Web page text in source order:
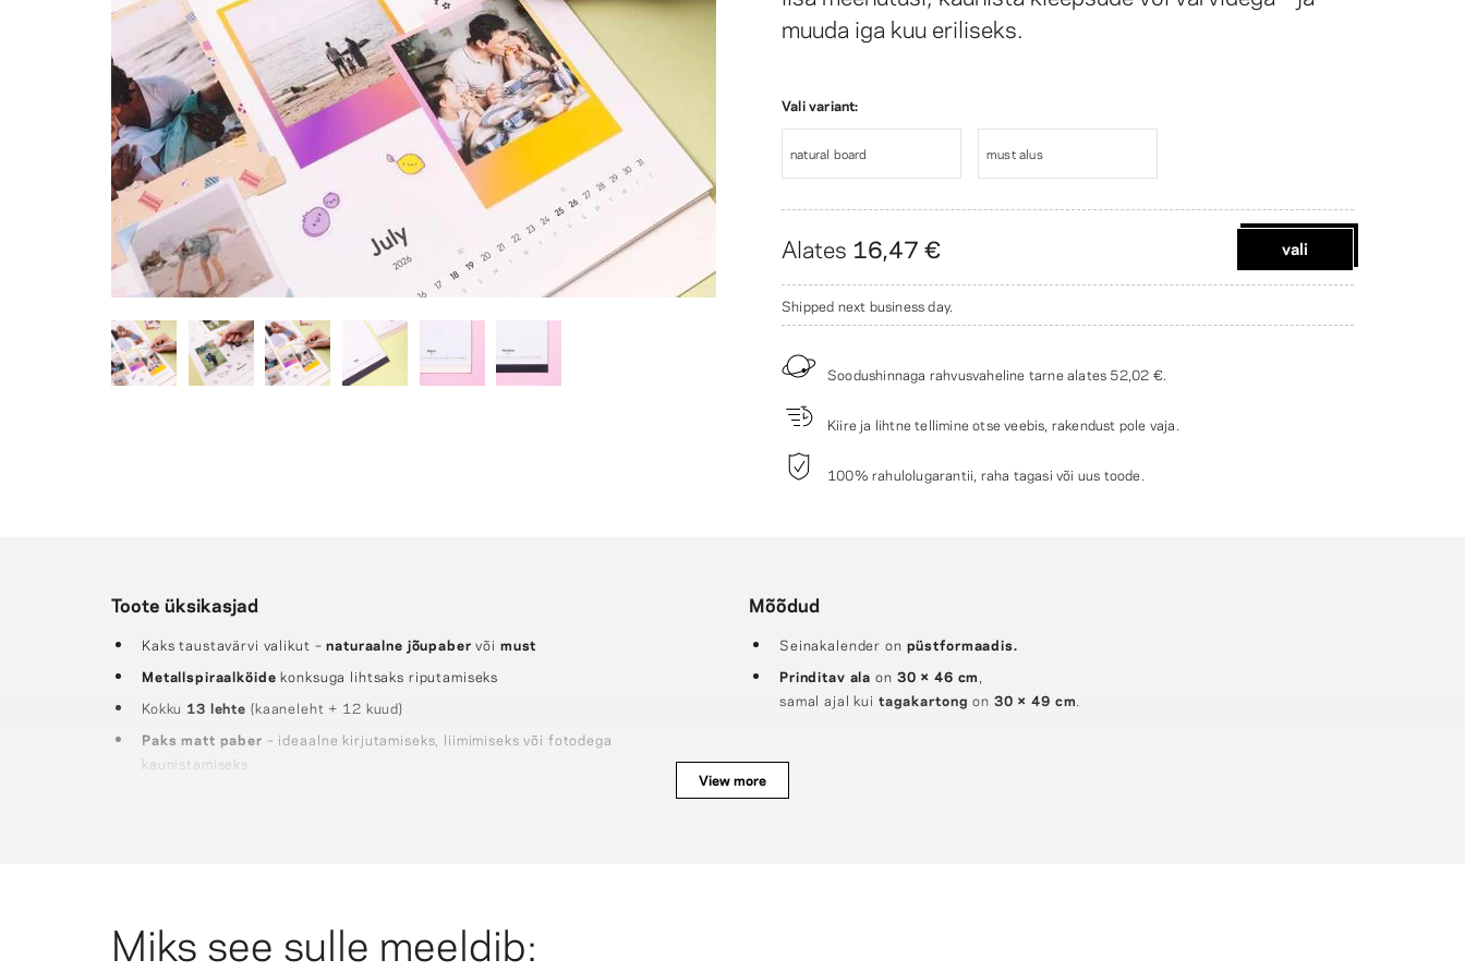
muuda iga kuu eriliseks.
Vali variant:
natural board must alus
Alates 16,47 € vali
Shipped next business day.
Soodushinnaga rahvusvaheline tarne alates 52,02 €
Kiire ja lihtne tellimine otse veebis, rakendust pole vaja.
100% rahulolugarantii, raha tagasi või uus toode.
Toote üksikasjad
Kaks taustavärvi valikut –naturaalne jõupaber või must
Metallspiraalköide konksuga lihtsaks riputamiseks
Kokku 13 lehte (kaaneleht + 12 kuud)
Paks matt paber – ideaalne kirjutamiseks, liimimiseks või fotodega
kaunistamiseks
, et tulemus oleks veelgi loovam!
Mõõdud
Seinakalender on püstformaadis.
Prinditav ala on 30 × 46 cm
samal ajal kui tagakartong on 30 × 49 cm
View more
Miks see sulle meeldib: